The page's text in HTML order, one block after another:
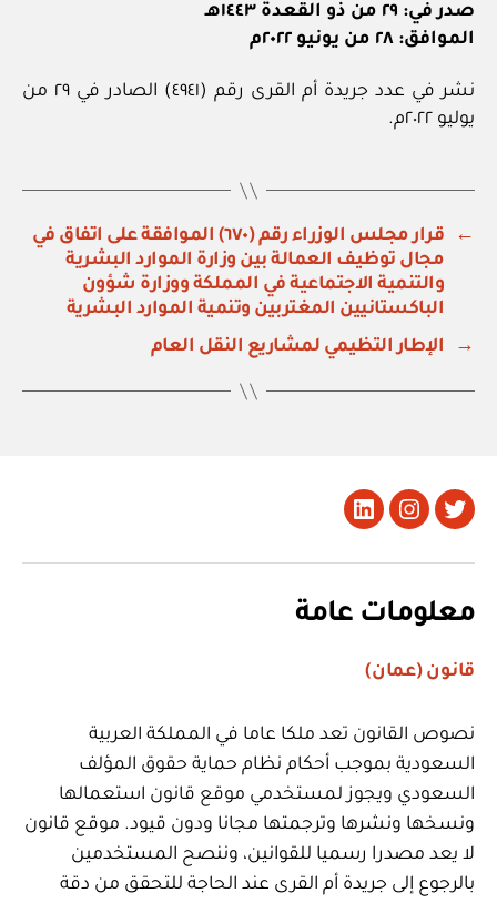
صدر في: ٢٩ من ذو القعدة ١٤٤٣هـ
الموافق: ٢٨ من يونيو ٢٠٢٢م
نشر في عدد جريدة أم القرى رقم (٤٩٤١) الصادر في ٢٩ من
يوليو ٢٠٢٢م.
←
قرار مجلس الوزراء رقم (٦٧٠) الموافقة على اتفاق في
مجال توظيف العمالة بين وزارة الموارد البشرية
والتنمية الاجتماعية في المملكة ووزارة شؤون
الباكستانيين المغتربين وتنمية الموارد البشرية
→
الإطار التظيمي لمشاريع النقل العام
تويتر Instagram
LinkedIn
معلومات عامة
قانون (عمان)
نصوص القانون تعد ملكا عاما في المملكة العربية
السعودية بموجب أحكام نظام حماية حقوق المؤلف
السعودي ويجوز لمستخدمي موقع قانون استعمالها
ونسخها ونشرها وترجمتها مجانا ودون قيود. موقع قانون
لا يعد مصدرا رسميا للقوانين، وننصح المستخدمين
بالرجوع إلى جريدة أم القرى عند الحاجة للتحقق من دقة